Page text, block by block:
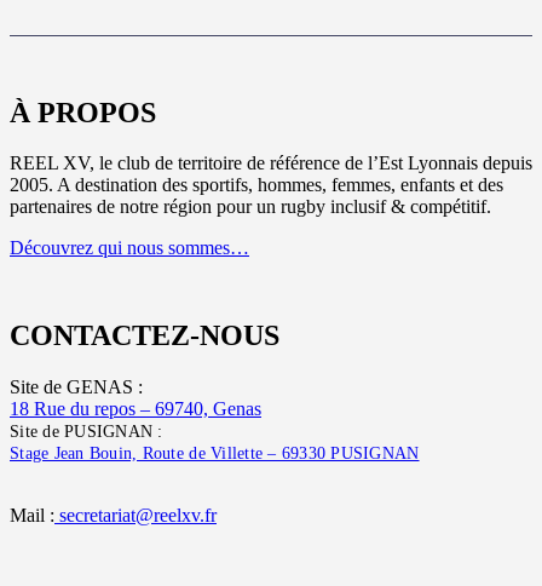
À PROPOS
REEL XV, le club de territoire de référence de l’Est Lyonnais depuis
2005. A destination des sportifs, hommes, femmes, enfants et des
partenaires de notre région pour un rugby inclusif & compétitif.
Découvrez qui nous sommes…
CONTACTEZ-NOUS
Site de GENAS :
18 Rue du repos – 69740, Genas
Site de PUSIGNAN :
Stage Jean Bouin, Route de Villette – 69330 PUSIGNAN
Mail : secretariat@reelxv.fr